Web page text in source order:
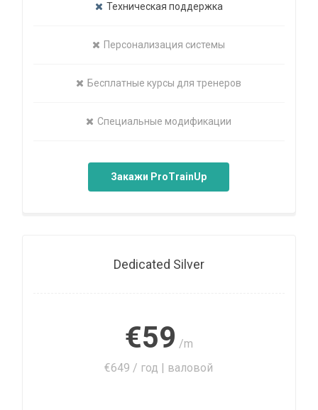
Техническая поддержка
Персонализация системы
Бесплатные курсы для тренеров
Специальные модификации
Закажи ProTrainUp
Dedicated Silver
€59 /m
€649 / год | валовой